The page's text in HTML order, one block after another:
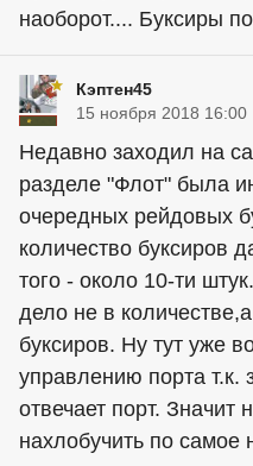
наоборот.... Буксиры
Кэптен45
15 ноября 2018 16:00
Недавно заходил на
разделе "Флот" была
очередных рейдовых
количество буксиров
того - около 10-ти
дело не в
буксиров. Ну тут уже
управлению порта т.к.
отвечает порт. Значит
нахлобучить по самое